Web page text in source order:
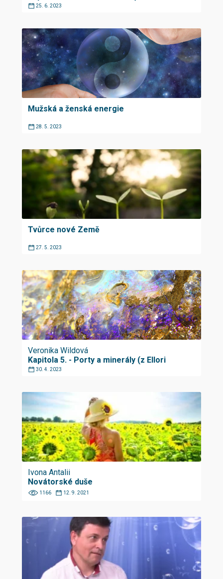
25. 6. 2023
Mužská a ženská energie
28. 5. 2023
Tvůrce nové Země
27. 5. 2023
Veronika Wildová
Kapitola 5. - Porty a minerály (z Ellori
30. 4. 2023
Ivona Antalii
Novátorské duše
1166 12. 9. 2021